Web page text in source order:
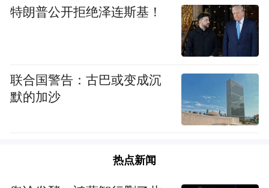
（北京）光子科技有限公司创业团队就简单
了——师兄弟“组队”。“2014年大三的时候也
比较迷茫，正好原先学校辩论队的师兄回国
业，冯钰志自己都笑了。
固态激光雷达在汽车、高铁、机器人、无人
都是我们的目标市场，我们自身又是高科技
创新型企业。”冯钰志说，规划《建议》为北
特朗普公开拒绝泽连斯基！
联合国警告：古巴或变成沉
默的加沙
热点新闻